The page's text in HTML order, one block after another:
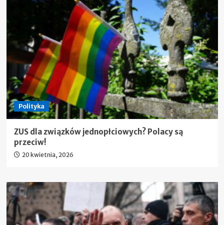
Polityka
ZUS dla związków jednopłciowych? Polacy są
przeciw!
20 kwietnia, 2026